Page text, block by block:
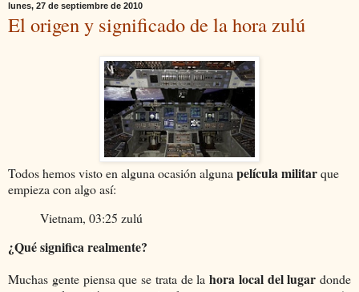
lunes, 27 de septiembre de 2010
El origen y significado de la hora zulú
Todos hemos visto en alguna ocasión algunapelícula militarque
empieza con algo así:
Vietnam, 03:25 zulú
¿Qué significa realmente?
Muchas gente piensa que se trata de la hora local del lugar donde